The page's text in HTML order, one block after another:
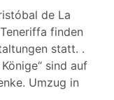
de La
finden
statt. .
sind auf
Umzug in